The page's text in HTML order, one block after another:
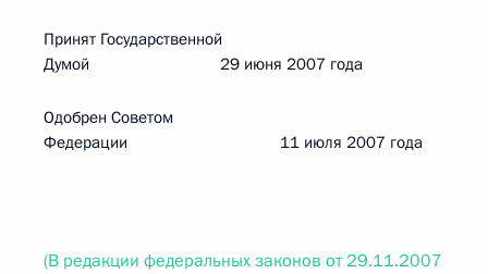
Принят Государственной
Думой 29 июня 2007 года
Одобрен Советом
Федерации 11 июля 2007 года
(В редакции федеральных законов от 29.11.2007